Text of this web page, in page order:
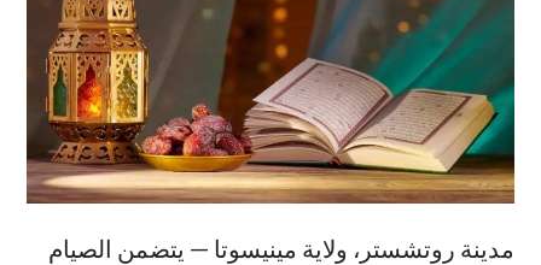
مدينة روتشستر، ولاية مينيسوتا — يتضمن الصيام